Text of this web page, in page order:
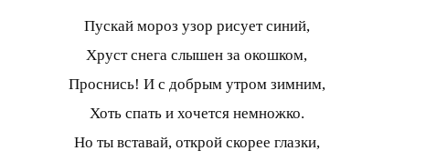
Пускай мороз узор рисует синий,
Хруст снега слышен за окошком,
Проснись! И с добрым утром зимним,
Хоть спать и хочется немножко.
Но ты вставай, открой скорее глазки,